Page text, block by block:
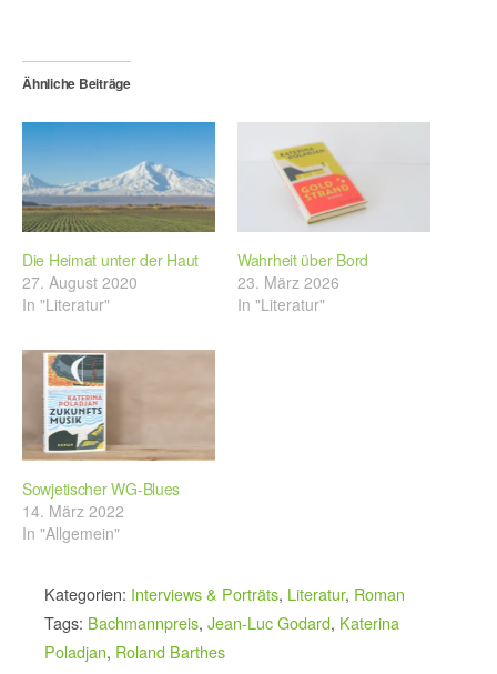
Ähnliche Beiträge
Die Heimat unter der Haut
27. August 2020
In "Literatur"
Wahrheit über Bord
23. März 2026
In "Literatur"
Sowjetischer WG-Blues
14. März 2022
In "Allgemein"
Kategorien: Interviews & Porträts, Literatur, Roman
Tags: Bachmannpreis, Jean-Luc Godard, Katerina
Poladjan, Roland Barthes